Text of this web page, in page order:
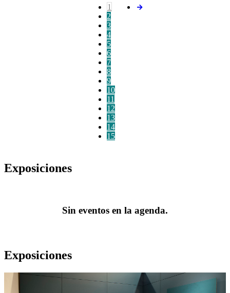
1
2
3
4
5
6
7
8
9
10
11
12
13
14
15
Exposiciones
Sin eventos en la agenda.
Exposiciones